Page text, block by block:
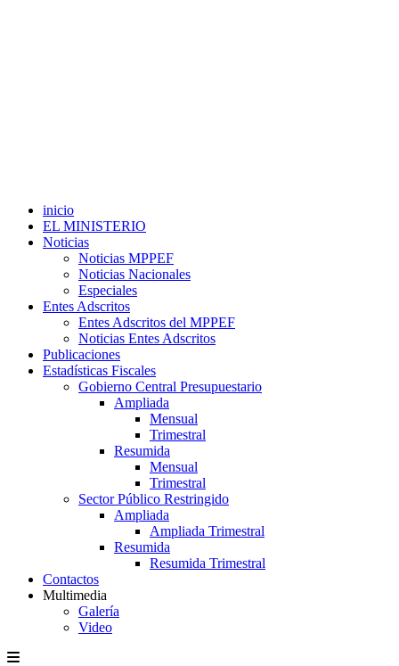
inicio
EL MINISTERIO
Noticias
Noticias MPPEF
Noticias Nacionales
Especiales
Entes Adscritos
Entes Adscritos del MPPEF
Noticias Entes Adscritos
Publicaciones
Estadísticas Fiscales
Gobierno Central Presupuestario
Ampliada
Mensual
Trimestral
Resumida
Mensual
Trimestral
Sector Público Restringido
Ampliada
Ampliada Trimestral
Resumida
Resumida Trimestral
Contactos
Multimedia
Galería
Video